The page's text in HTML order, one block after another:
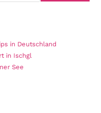
in Deutschland
in Ischgl
See